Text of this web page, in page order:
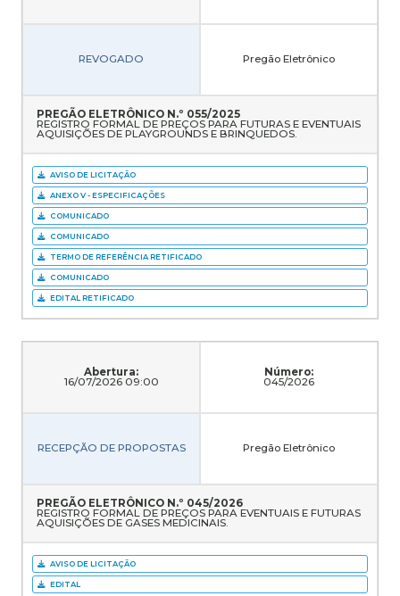
REVOGADO Pregão Eletrônico
PREGÃO ELETRÔNICO N.º 055/2025
REGISTRO FORMAL DE PREÇOS PARA FUTURAS E EVENTUAIS
AQUISIÇÕES DE PLAYGROUNDS E BRINQUEDOS.
AVISO DE LICITAÇÃO
ANEXO V - ESPECIFICAÇÕES
COMUNICADO
COMUNICADO
TERMO DE REFERÊNCIA RETIFICADO
COMUNICADO
EDITAL RETIFICADO
Abertura:
16/07/2026 09:00
Número:
045/2026
RECEPÇÃO DE PROPOSTAS Pregão Eletrônico
PREGÃO ELETRÔNICO N.º 045/2026
REGISTRO FORMAL DE PREÇOS PARA EVENTUAIS E FUTURAS
AQUISIÇÕES DE GASES MEDICINAIS.
AVISO DE LICITAÇÃO
EDITAL